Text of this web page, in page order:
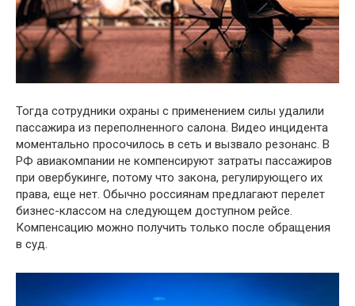
Тогда сотрудники охраны с применением силы удалили
пассажира из переполненного салона. Видео инцидента
моментально просочилось в сеть и вызвало резонанс. В
РФ авиакомпании не компенсируют затраты пассажиров
при овербукинге, потому что закона, регулирующего их
права, еще нет. Обычно россиянам предлагают перелет
бизнес-классом на следующем доступном рейсе.
Компенсацию можно получить только после обращения
в суд.